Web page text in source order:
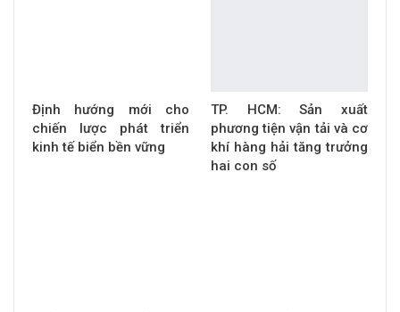
Định hướng mới cho
chiến lược phát triển
kinh tế biển bền vững
TP. HCM: Sản xuất
phương tiện vận tải và cơ
khí hàng hải tăng trưởng
hai con số